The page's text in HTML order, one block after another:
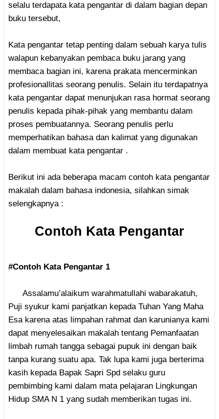
selalu terdapata kata pengantar di dalam bagian depan
buku tersebut,
Kata pengantar tetap penting dalam sebuah karya tulis
walapun kebanyakan pembaca buku jarang yang
membaca bagian ini, karena prakata mencerminkan
profesionallitas seorang penulis. Selain itu terdapatnya
kata pengantar dapat menunjukan rasa hormat seorang
penulis kepada pihak-pihak yang membantu dalam
proses pembuatannya. Seorang penulis perlu
memperhatikan bahasa dan kalimat yang digunakan
dalam membuat kata pengantar .
Berikut ini ada beberapa macam contoh kata pengantar
makalah dalam bahasa indonesia, silahkan simak
selengkapnya :
Contoh Kata Pengantar
#Contoh Kata Pengantar 1
Assalamu’alaikum warahmatullahi wabarakatuh,
Puji syukur kami panjatkan kepada Tuhan Yang Maha
Esa karena atas limpahan rahmat dan karunianya kami
dapat menyelesaikan makalah tentang Pemanfaatan
limbah rumah tangga sebagai pupuk ini dengan baik
tanpa kurang suatu apa. Tak lupa kami juga berterima
kasih kepada Bapak Sapri Spd selaku guru
pembimbing kami dalam mata pelajaran Lingkungan
Hidup SMA N 1 yang sudah memberikan tugas ini.